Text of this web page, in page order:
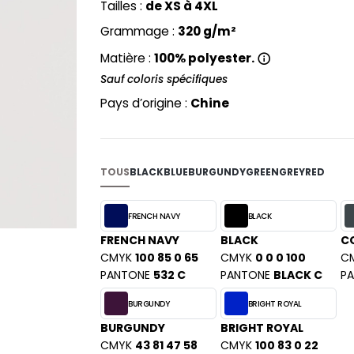
PYJAMA
RECYCLÉ
SAC SHOPPING
SCHOOLWEAR
- BLANKS
NEW MORNING STUDIOS
P
PAREDES SEGURIDAD
PARKS
PEN DUICK
QUADRA
R
REGATTA
RESULT
RICA LEWIS
RUSSELL ATHLETIC®
RUSSELL ATHLETIC® COLLECTION
Tailles : de XS à 4XL
Grammage : 320 g/m²
Matière : 100% polyester.
Sauf coloris spécifiques
Pays d’origine : Chine
TOUSBLACKBLUEBURGUNDYGREENGREYRED
FRENCH NAVY
FRENCH NAVY
CMYK 100 85 0 65
PANTONE 532 C
BLACK
BLACK
CMYK 0 0 0 100
PANTONE BLACK C
BURGUNDY
BURGUNDY
CMYK 43 81 47 58
BRIGHT ROYAL
BRIGHT ROYAL
CMYK 100 83 0 22